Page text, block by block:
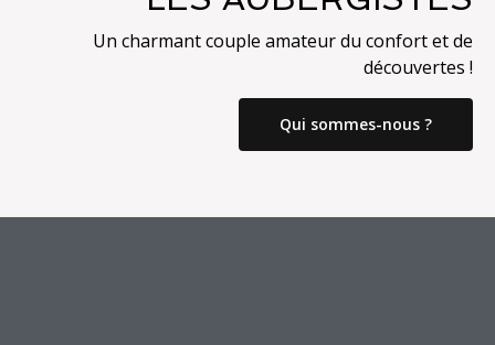
Un charmant couple amateur du confort et de
découvertes !
Qui sommes-nous ?